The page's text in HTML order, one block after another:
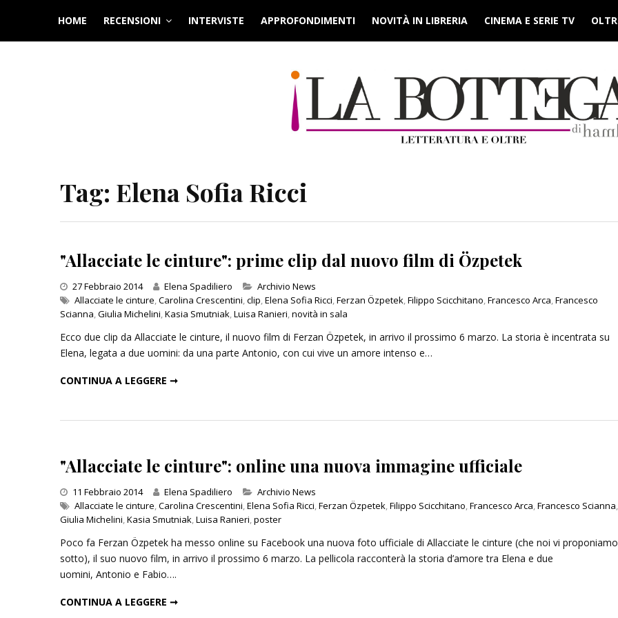
content
HOME RECENSIONI INTERVISTE APPROFONDIMENTI NOVITÀ IN LIBRERIA CINEMA E SERIE TV
Tag: Elena Sofia Ricci
"Allacciate le cinture": prime clip dal nuovo film di Özpetek
27 Febbraio 2014 Elena Spadiliero Categories
Archivio News
Allacciate le cinture,Carolina Crescentini,clip,Elena Sofia Ricci,Ferzan Özpetek,Filippo Scicchitano,Francesco Arca,Francesco
Scianna,Giulia Michelini,Kasia Smutniak,Luisa Ranieri,novità in sala
Ecco due clip da Allacciate le cinture, il nuovo film di Ferzan Özpetek, in arrivo il prossimo 6 marzo. La storia è incentrata su
Elena, legata a due uomini: da una parte Antonio, con cui vive un amore intenso e…
CONTINUA A LEGGERE ➞
"Allacciate le cinture": online una nuova immagine ufficiale
11 Febbraio 2014 Elena Spadiliero Categories
Archivio News
Allacciate le cinture,Carolina Crescentini,Elena Sofia Ricci,Ferzan Özpetek,Filippo Scicchitano,Francesco Arca,Francesco Scianna,
Giulia Michelini,Kasia Smutniak,Luisa Ranieri,poster
Poco fa Ferzan Özpetek ha messo online su Facebook una nuova foto ufficiale di Allacciate le cinture (che noi vi
sotto), il suo nuovo film, in arrivo il prossimo 6 marzo. La pellicola racconterà la storia d’amore tra Elena e due
uomini, Antonio e Fabio….
CONTINUA A LEGGERE ➞